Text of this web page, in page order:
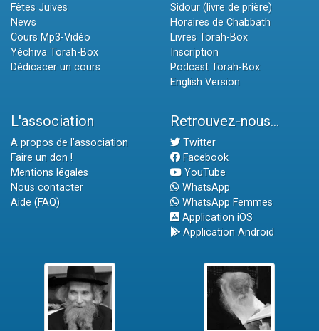
Fêtes Juives
News
Cours Mp3-Vidéo
Yéchiva Torah-Box
Dédicacer un cours
Sidour (livre de prière)
Horaires de Chabbath
Livres Torah-Box
Inscription
Podcast Torah-Box
English Version
L'association
A propos de l'association
Faire un don !
Mentions légales
Nous contacter
Aide (FAQ)
Retrouvez-nous...
Twitter
Facebook
YouTube
WhatsApp
WhatsApp Femmes
Application iOS
Application Android